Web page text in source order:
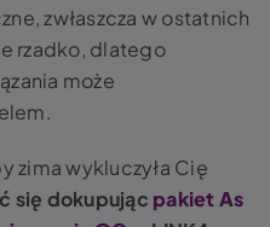
zwłaszcza w ostatnich
rzadko, dlatego
może
zima wykluczyła Cię
się dokupując pakiet As